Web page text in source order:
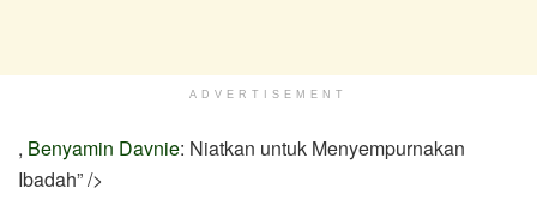
ADVERTISEMENT
, Benyamin Davnie: Niatkan untuk Menyempurnakan
Ibadah” />